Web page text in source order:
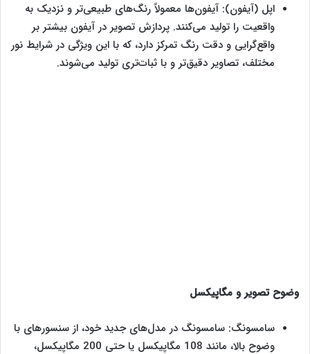
اپل (آیفون): آیفون‌ها معمولاً رنگ‌های طبیعی‌تر و نزدیک به
واقعیت را تولید می‌کنند. پردازش تصویر در آیفون بیشتر بر
واقع‌گرایی و دقت رنگ تمرکز دارد، که با این ویژگی در شرایط نور
مختلف، تصاویر دقیق‌تر و با ثبات‌تری تولید می‌شوند.
وضوح تصویر و مگاپیکسل
سامسونگ: سامسونگ در مدل‌های جدید خود، از سنسورهای با
وضوح بالا، مانند 108 مگاپیکسل یا حتی 200 مگاپیکسل،